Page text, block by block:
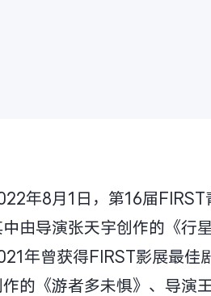
年8月1日，第16届
由导演张天宇创作的《行
年曾获得FIRST影展最佳
的《游者多未惧》、导演